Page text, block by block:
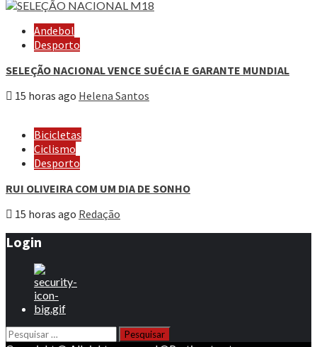
Andebol
Desporto
SELEÇÃO NACIONAL VENCE SUÉCIA E GARANTE MUNDIAL
15 horas ago Helena Santos
Bicicletas
Ciclismo
Desporto
RUI OLIVEIRA COM UM DIA DE SONHO
15 horas ago Redação
Login
Pesquisar